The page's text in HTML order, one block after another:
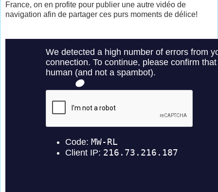
France, on en profite pour publier une autre vidéo de
navigation afin de partager ces purs moments de délice!